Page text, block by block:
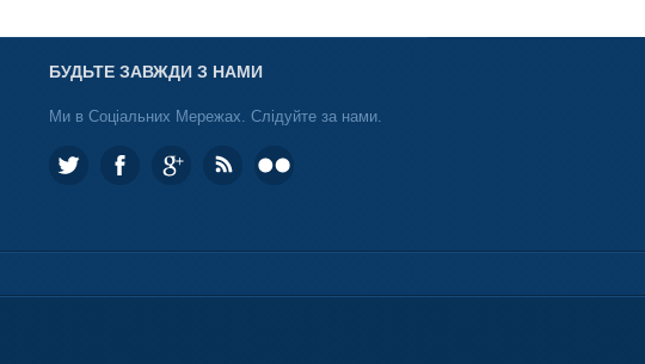
БУДЬТЕ ЗАВЖДИ З НАМИ
Ми в Соціальних Мережах. Слідуйте за нами.